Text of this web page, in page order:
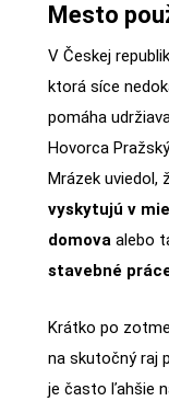
Mesto
V Českej
ktorá síce
pomáha
Hovorca
Mrázek uviedol,
vyskytujú v
domovaalebo
stavebné
Krátko po
na skutočný raj
je často ľahšie